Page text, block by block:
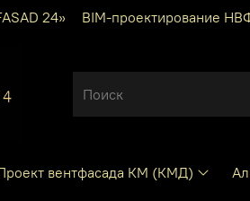
24» BIM-проектирование
вентфасада КМ (КМД)